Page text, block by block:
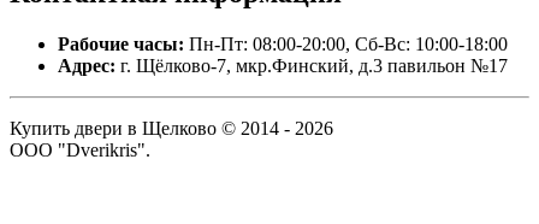
Рабочие часы: Пн-Пт: 08:00-20:00, Сб-Вс: 10:00-18:00
Адрес: г. Щёлково-7, мкр.Финский, д.3 павильон №17
Купить двери в Щелково © 2014 - 2026
ООО "Dverikris".